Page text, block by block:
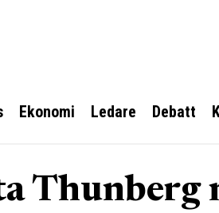
Ekonomi Ledare Debatt
Thunberg